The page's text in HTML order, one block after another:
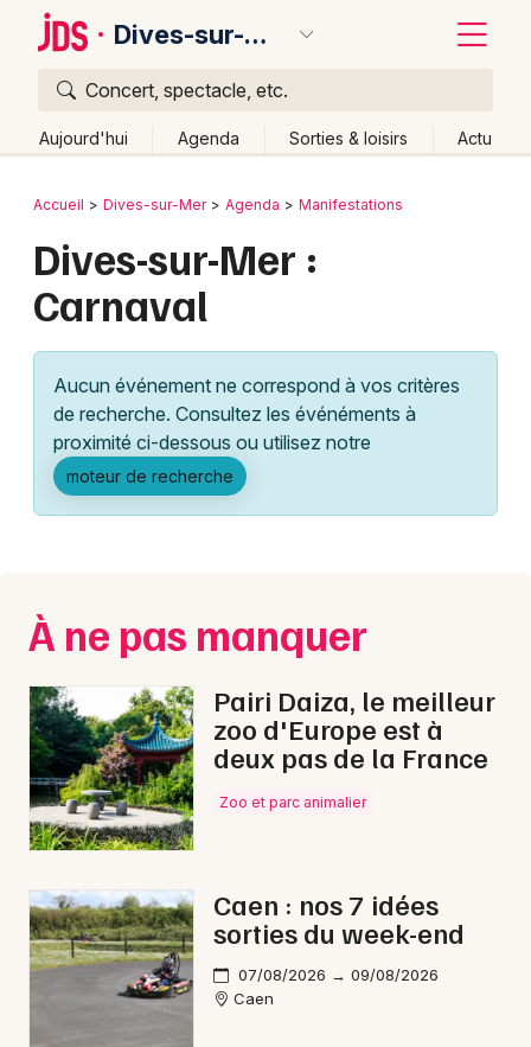
Dives-sur-Mer
Concert, spectacle, etc.
Aujourd'hui Agenda Sorties & loisirs Actu
Publier un événement
Grands événements
Activité & Expérience
Manifestations
Foires & salons
Concerts
Sports
Soirées
Sorties famille
Sorties & loisirs
Carnaval dans le Calvados
Carnaval en Basse-Normandie
Bordeaux
Colmar
Lille
Lyon
Marseille
Mulhouse
Nice
Paris
Strasbourg
Toulouse
Toutes les villes
Retour
Accueil Dives-sur-Mer Agenda Manifestations
Dives-sur-Mer :
Carnaval
Aucun événement ne correspond à vos critères
de recherche. Consultez les événéments à
proximité ci-dessous ou utilisez notre
moteur de recherche
À ne pas manquer
Pairi Daiza, le meilleur
zoo d'Europe est à
deux pas de la France
Zoo et parc animalier
Caen : nos 7 idées
sorties du week-end
07/08/2026 → 09/08/2026
Caen
Quoi ?
Où ?
Basse-Normandie
Partout
Près de moi
Changer de lieu
Aujourd'hui
Demain Ce week-end Autre